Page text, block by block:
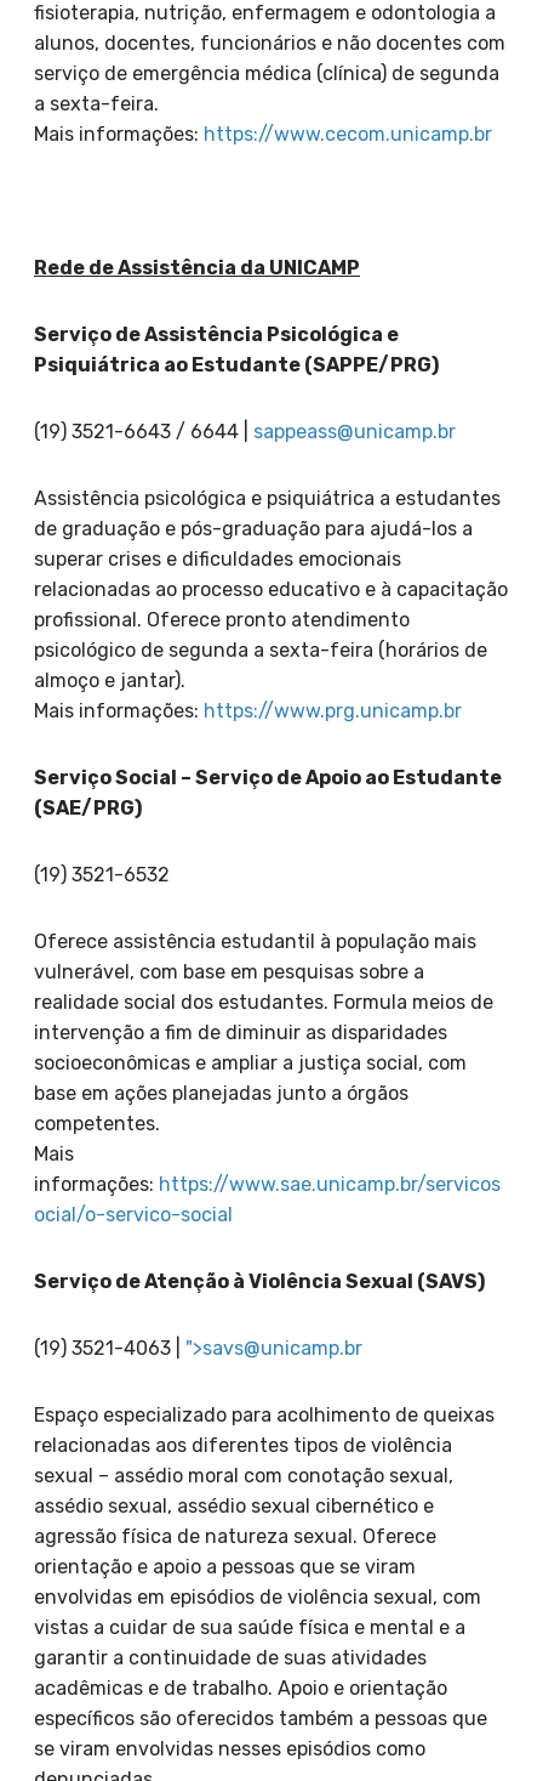
fisioterapia, nutrição, enfermagem e odontologia a
alunos, docentes, funcionários e não docentes com
serviço de emergência médica (clínica) de segunda
a sexta-feira.
Mais informações: https://www.cecom.unicamp.br
Rede de Assistência da UNICAMP
Serviço de Assistência Psicológica e
Psiquiátrica ao Estudante (SAPPE/PRG)
(19) 3521-6643 / 6644 | sappeass@unicamp.br
Assistência psicológica e psiquiátrica a estudantes
de graduação e pós-graduação para ajudá-los a
superar crises e dificuldades emocionais
relacionadas ao processo educativo e à capacitação
profissional. Oferece pronto atendimento
psicológico de segunda a sexta-feira (horários de
almoço e jantar).
Mais informações: https://www.prg.unicamp.br
Serviço Social – Serviço de Apoio ao Estudante
(SAE/PRG)
(19) 3521-6532
Oferece assistência estudantil à população mais
vulnerável, com base em pesquisas sobre a
realidade social dos estudantes. Formula meios de
intervenção a fim de diminuir as disparidades
socioeconômicas e ampliar a justiça social, com
base em ações planejadas junto a órgãos
competentes.
Mais
informações: https://www.sae.unicamp.br/servicos
ocial/o-servico-social
Serviço de Atenção à Violência Sexual (SAVS)
(19) 3521-4063 | ">savs@unicamp.br
Espaço especializado para acolhimento de queixas
relacionadas aos diferentes tipos de violência
sexual – assédio moral com conotação sexual,
assédio sexual, assédio sexual cibernético e
agressão física de natureza sexual. Oferece
orientação e apoio a pessoas que se viram
envolvidas em episódios de violência sexual, com
vistas a cuidar de sua saúde física e mental e a
garantir a continuidade de suas atividades
acadêmicas e de trabalho. Apoio e orientação
específicos são oferecidos também a pessoas que
se viram envolvidas nesses episódios como